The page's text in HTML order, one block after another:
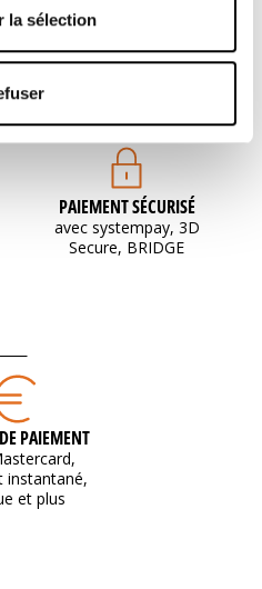
la sélection
PAIEMENT SÉCURISÉ
avec systempay, 3D
Secure, BRIDGE
PAIEMENT
instantané,
et plus